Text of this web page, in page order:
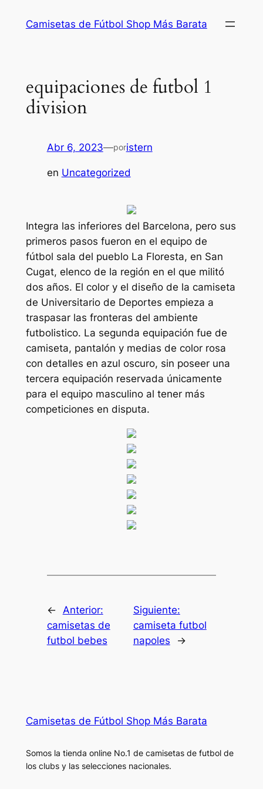
Camisetas de Fútbol Shop Más Barata
equipaciones de futbol 1
division
Abr 6, 2023—poristern
en Uncategorized
Integra las inferiores del Barcelona, pero sus
primeros pasos fueron en el equipo de
fútbol sala del pueblo La Floresta, en San
Cugat, elenco de la región en el que militó
dos años. El color y el diseño de la camiseta
de Universitario de Deportes empieza a
traspasar las fronteras del ambiente
futbolistico. La segunda equipación fue de
camiseta, pantalón y medias de color rosa
con detalles en azul oscuro, sin poseer una
tercera equipación reservada únicamente
para el equipo masculino al tener más
competiciones en disputa.
←
Anterior:
camisetas de
futbol bebes
Siguiente:
camiseta futbol
napoles
→
Camisetas de Fútbol Shop Más Barata
Somos la tienda online No.1 de camisetas de futbol de
los clubs y las selecciones nacionales.